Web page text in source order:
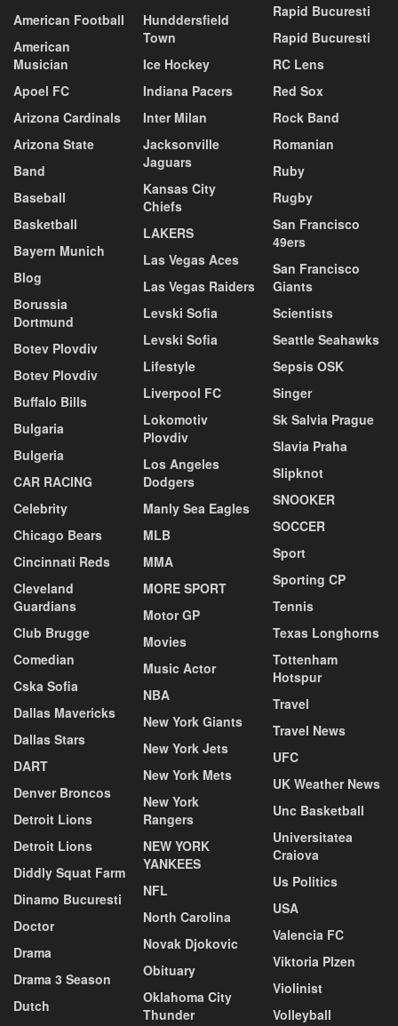
American Football
American
Musician
Apoel FC
Arizona Cardinals
Arizona State
Band
Baseball
Basketball
Bayern Munich
Blog
Borussia
Dortmund
Botev Plovdiv
Botev Plovdiv
Buffalo Bills
Bulgaria
Bulgeria
CAR RACING
Celebrity
Chicago Bears
Cincinnati Reds
Cleveland
Guardians
Club Brugge
Comedian
Cska Sofia
Dallas Mavericks
Dallas Stars
DART
Denver Broncos
Detroit Lions
Detroit Lions
Diddly Squat Farm
Dinamo Bucuresti
Doctor
Drama
Drama 3 Season
Dutch
Hunddersfield
Town
Ice Hockey
Indiana Pacers
Inter Milan
Jacksonville
Jaguars
Kansas City
Chiefs
LAKERS
Las Vegas Aces
Las Vegas Raiders
Levski Sofia
Levski Sofia
Lifestyle
Liverpool FC
Lokomotiv
Plovdiv
Los Angeles
Dodgers
Manly Sea Eagles
MLB
MMA
MORE SPORT
Motor GP
Movies
Music Actor
NBA
New York Giants
New York Jets
New York Mets
New York
Rangers
NEW YORK
YANKEES
NFL
North Carolina
Novak Djokovic
Obituary
Oklahoma City
Thunder
Rapid Bucuresti
Rapid Bucuresti
RC Lens
Red Sox
Rock Band
Romanian
Ruby
Rugby
San Francisco
49ers
San Francisco
Giants
Scientists
Seattle Seahawks
Sepsis OSK
Singer
Sk Salvia Prague
Slavia Praha
Slipknot
SNOOKER
SOCCER
Sport
Sporting CP
Tennis
Texas Longhorns
Tottenham
Hotspur
Travel
Travel News
UFC
UK Weather News
Unc Basketball
Universitatea
Craiova
Us Politics
USA
Valencia FC
Viktoria Plzen
Violinist
Volleyball